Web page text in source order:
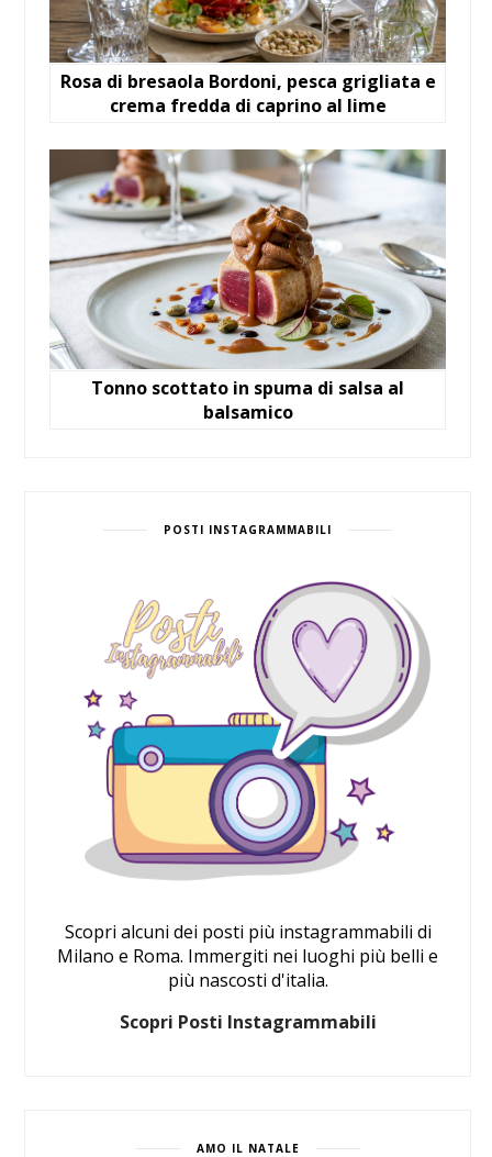
Rosa di bresaola Bordoni, pesca grigliata e
crema fredda di caprino al lime
Tonno scottato in spuma di salsa al
balsamico
POSTI INSTAGRAMMABILI
Scopri alcuni dei posti più instagrammabili di
Milano e Roma. Immergiti nei luoghi più belli e
più nascosti d'italia.
Scopri Posti Instagrammabili
AMO IL NATALE